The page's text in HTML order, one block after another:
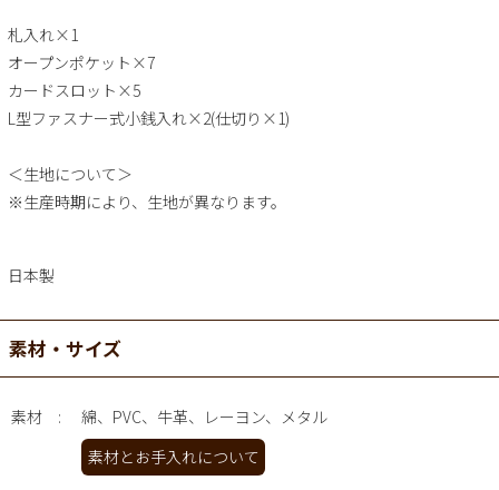
札入れ×1
オープンポケット×7
カードスロット×5
L型ファスナー式小銭入れ×2(仕切り×1)
＜生地について＞
※生産時期により、生地が異なります。
日本製
素材・サイズ
素材
綿、PVC、牛革、レーヨン、メタル
素材とお手入れについて